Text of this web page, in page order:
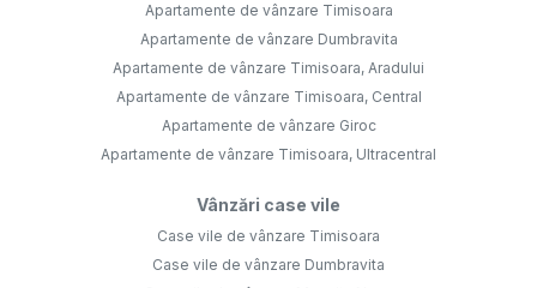
Apartamente de vânzare Timisoara
Apartamente de vânzare Dumbravita
Apartamente de vânzare Timisoara, Aradului
Apartamente de vânzare Timisoara, Central
Apartamente de vânzare Giroc
Apartamente de vânzare Timisoara, Ultracentral
Vânzări case vile
Case vile de vânzare Timisoara
Case vile de vânzare Dumbravita